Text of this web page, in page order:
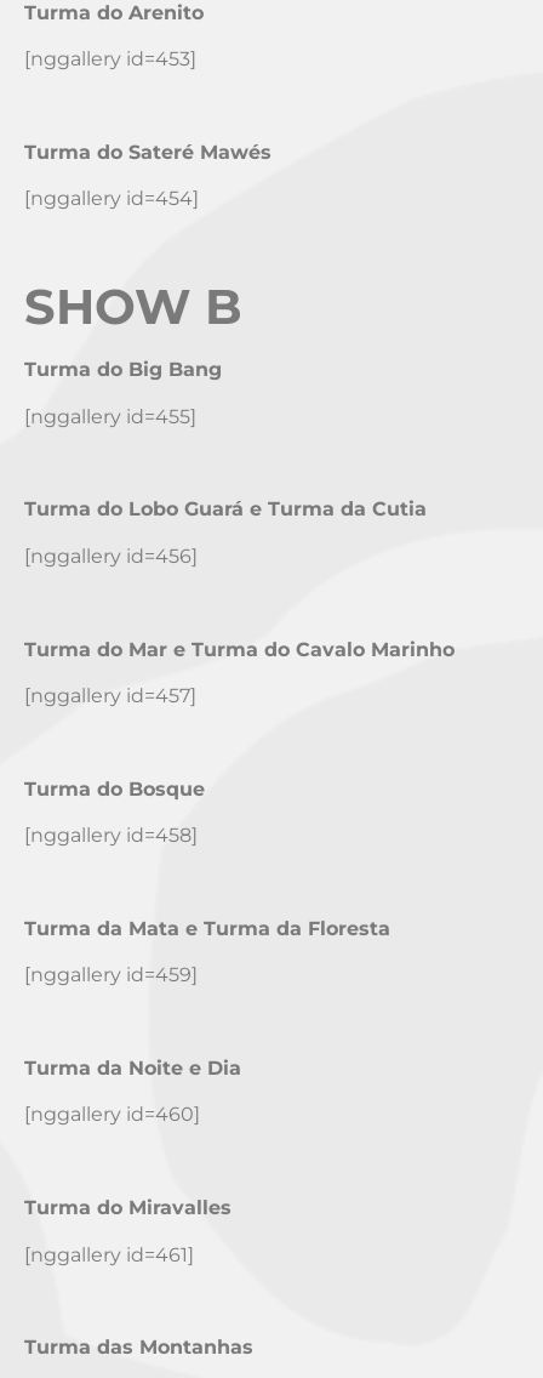
Turma do Arenito
[nggallery id=453]
Turma do Sateré Mawés
[nggallery id=454]
SHOW B
Turma do Big Bang
[nggallery id=455]
Turma do Lobo Guará e Turma da Cutia
[nggallery id=456]
Turma do Mar e Turma do Cavalo Marinho
[nggallery id=457]
Turma do Bosque
[nggallery id=458]
Turma da Mata e Turma da Floresta
[nggallery id=459]
Turma da Noite e Dia
[nggallery id=460]
Turma do Miravalles
[nggallery id=461]
Turma das Montanhas